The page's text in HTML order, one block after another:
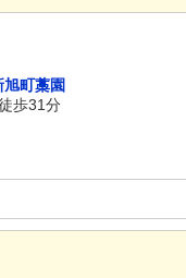
町藁園
歩31分